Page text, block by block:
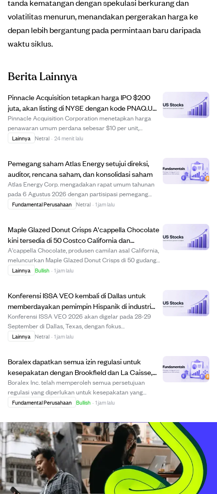
tanda kematangan dengan spekulasi berkurang dan
volatilitas menurun, menandakan pergerakan harga ke
depan lebih bergantung pada permintaan baru daripada
waktu siklus.
Berita Lainnya
Pinnacle Acquisition tetapkan harga IPO $200
juta, akan listing di NYSE dengan kode PNAQ.U
mulai 7 Agustus 2026
Pinnacle Acquisition Corporation menetapkan harga
penawaran umum perdana sebesar $10 per unit,
mengumpulkan dana $200 juta dari 20 juta unit yang
sete...
Lainnya Netral · 24 menit lalu
Pemegang saham Atlas Energy setujui direksi,
auditor, rencana saham, dan konsolidasi saham
Atlas Energy Corp. mengadakan rapat umum tahunan
pada 6 Agustus 2026 dengan partisipasi pemegang
saham lebih dari 80%. Pemegang saham menyetujui
Fundamental Perusahaan Netral · 1 jam lalu
Maple Glazed Donut Crisps A'cappella Chocolate
kini tersedia di 50 Costco California dan
pengiriman online.
A'cappella Chocolate, produsen camilan asal California,
meluncurkan Maple Glazed Donut Crisps di 50 gudang
Costco di California. Camilan ini terbuat dari adonan
Lainnya Bullish · 1 jam lalu
Konferensi ISSA VEO kembali di Dallas untuk
memberdayakan pemimpin Hispanik di industri
kebersihan saat Bulan Warisan Hispanik
Konferensi ISSA VEO 2026 akan digelar pada 28-29
September di Dallas, Texas, dengan fokus
memberdayakan profesional Hispanik di industri
menawarkan pe...
Lainnya Netral · 1 jam lalu
Boralex dapatkan semua izin regulasi untuk
kesepakatan dengan Brookfield dan La Caisse,
ditargetkan selesai pertengahan Agustus.
Boralex Inc. telah memperoleh semua persetujuan
regulasi yang diperlukan untuk kesepakatan yang
diumumkan sebelumnya dengan Brookfield dan La
pemegang saham dan Pengadilan Tinggi Québec,
diperkirakan...
Fundamental Perusahaan Bullish · 1 jam lalu